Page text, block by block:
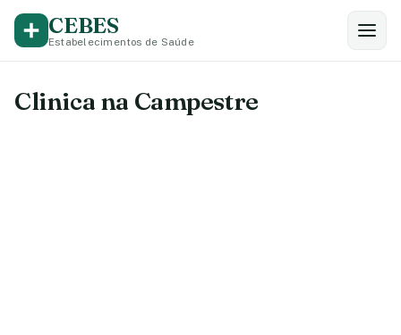
CEBES
Estabelecimentos de Saúde
Clinica na Campestre